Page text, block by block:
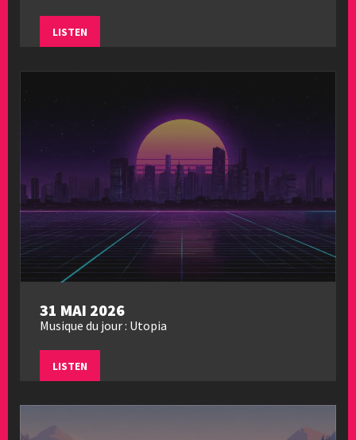
LISTEN
31 MAI 2026
Musique du jour : Utopia
LISTEN